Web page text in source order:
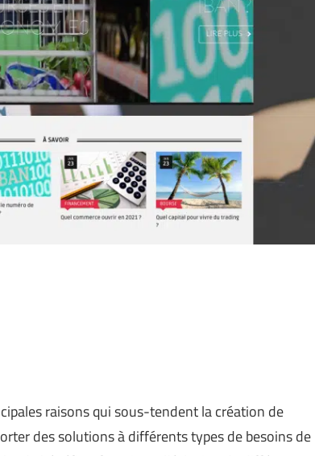
raisons qui sous-tendent la création de
des solutions à différents types de besoins de